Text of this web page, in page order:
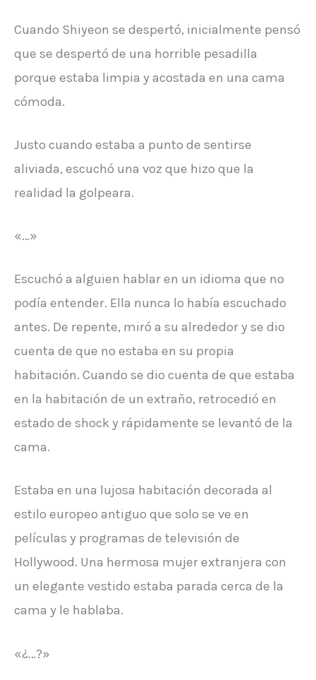
Cuando Shiyeon se despertó, inicialmente pensó
que se despertó de una horrible pesadilla
porque estaba limpia y acostada en una cama
cómoda.
Justo cuando estaba a punto de sentirse
aliviada, escuchó una voz que hizo que la
realidad la golpeara.
«…»
Escuchó a alguien hablar en un idioma que no
podía entender. Ella nunca lo había escuchado
antes. De repente, miró a su alrededor y se dio
cuenta de que no estaba en su propia
habitación. Cuando se dio cuenta de que estaba
en la habitación de un extraño, retrocedió en
estado de shock y rápidamente se levantó de la
cama.
Estaba en una lujosa habitación decorada al
estilo europeo antiguo que solo se ve en
películas y programas de televisión de
Hollywood. Una hermosa mujer extranjera con
un elegante vestido estaba parada cerca de la
cama y le hablaba.
«¿…?»